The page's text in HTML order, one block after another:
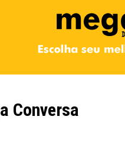
Conversa